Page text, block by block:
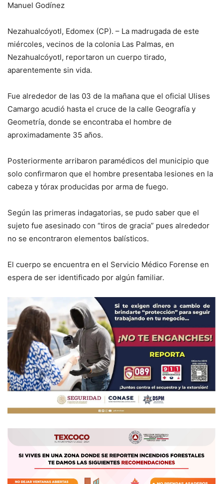
Manuel Godínez
Nezahualcóyotl, Edomex (CP). – La madrugada de este
miércoles, vecinos de la colonia Las Palmas, en
Nezahualcóyotl, reportaron un cuerpo tirado,
aparentemente sin vida.
Fue alrededor de las 03 de la mañana que el oficial Ulises
Camargo acudió hasta el cruce de la calle Geografía y
Geometría, donde se encontraba el hombre de
aproximadamente 35 años.
Posteriormente arribaron paramédicos del municipio que
solo confirmaron que el hombre presentaba lesiones en la
cabeza y tórax producidas por arma de fuego.
Según las primeras indagatorias, se pudo saber que el
sujeto fue asesinado con “tiros de gracia” pues alrededor
no se encontraron elementos balísticos.
El cuerpo se encuentra en el Servicio Médico Forense en
espera de ser identificado por algún familiar.